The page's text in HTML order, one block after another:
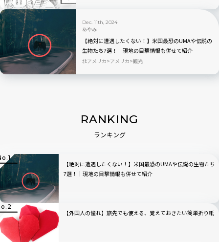
Dec. 11th, 2024
あやみ
【絶対に遭遇したくない！】米国最恐のUMAや伝説の
生物たち7選！│現地の目撃情報も併せて紹介
北アメリカ アメリカ 観光
RANKING
ランキング
【絶対に遭遇したくない！】米国最恐のUMAや伝説の生物たち
7選！│現地の目撃情報も併せて紹介
【外国人の憧れ】旅先でも使える、覚えておきたい簡単折り紙